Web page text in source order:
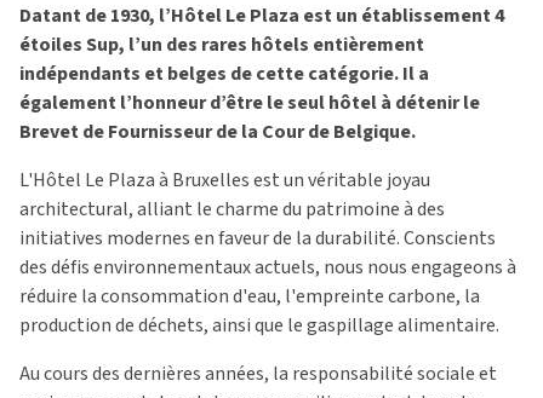
Datant de 1930, l’Hôtel Le Plaza est un établissement 4
étoiles Sup, l’un des rares hôtels entièrement
indépendants et belges de cette catégorie. Il a
également l’honneur d’être le seul hôtel à détenir le
Brevet de Fournisseur de la Cour de Belgique.
L'Hôtel Le Plaza à Bruxelles est un véritable joyau
architectural, alliant le charme du patrimoine à des
initiatives modernes en faveur de la durabilité. Conscients
des défis environnementaux actuels, nous nous engageons à
réduire la consommation d'eau, l'empreinte carbone, la
production de déchets, ainsi que le gaspillage alimentaire.
Au cours des dernières années, la responsabilité sociale et